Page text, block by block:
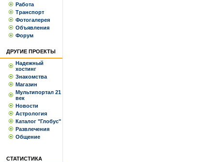
Работа
Транспорт
Фотогалерея
Объявления
Форум
ДРУГИЕ ПРОЕКТЫ
Надежный
хостинг
Знакомства
Магазин
Мультипортал 21
век
Новости
Астрология
Каталог "Глобус"
Развлечения
Общение
СТАТИСТИКА